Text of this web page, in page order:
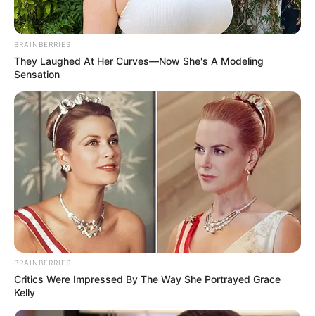
Kostenlose Reiseführer
Bilder von Sehenswürdigkeiten mit touristischen
Informationen über Münster in Westfalen:
BRAINBERRIES
They Laughed At Her Curves—Now She's A Modeling
Sensation
BRAINBERRIES
Critics Were Impressed By The Way She Portrayed Grace
Kelly